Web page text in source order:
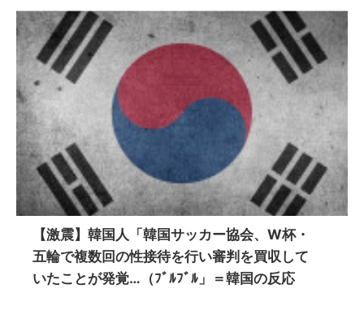
【激震】韓国人「韓国サッカー協会、W杯・
五輪で複数回の性接待を行い審判を買収して
いたことが発覚…（ﾌﾞﾙﾌﾞﾙ」＝韓国の反応